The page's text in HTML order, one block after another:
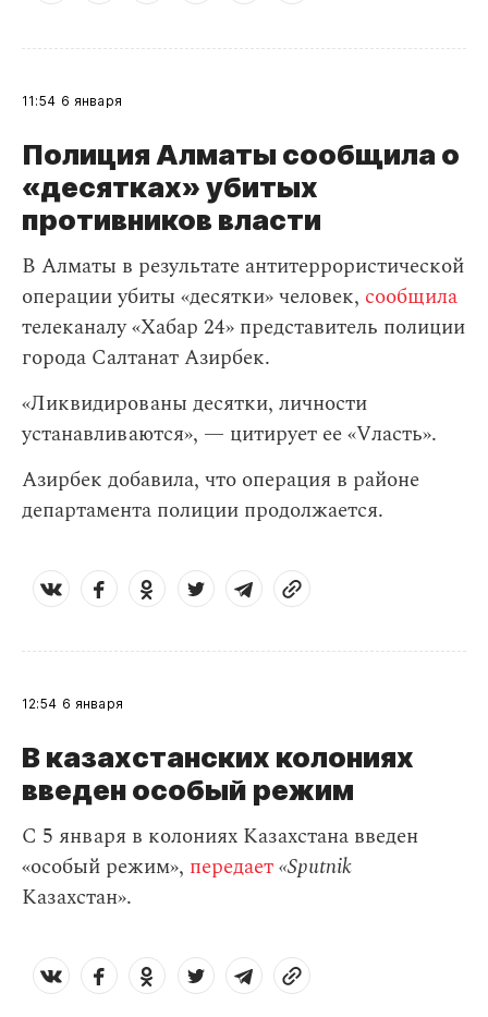
11:54 6 января
Полиция Алматы сообщила о
«десятках» убитых
противников власти
В Алматы в результате антитеррористической
операции убиты «десятки» человек, сообщила
телеканалу «Хабар 24» представитель полиции
города Салтанат Азирбек.
«Ликвидированы десятки, личности
устанавливаются», — цитирует ее «Vласть».
Азирбек добавила, что операция в районе
департамента полиции продолжается.
12:54 6 января
В казахстанских колониях
введен особый режим
C 5 января в колониях Казахстана введен
«особый режим», передает«Sputnik
Казахстан».